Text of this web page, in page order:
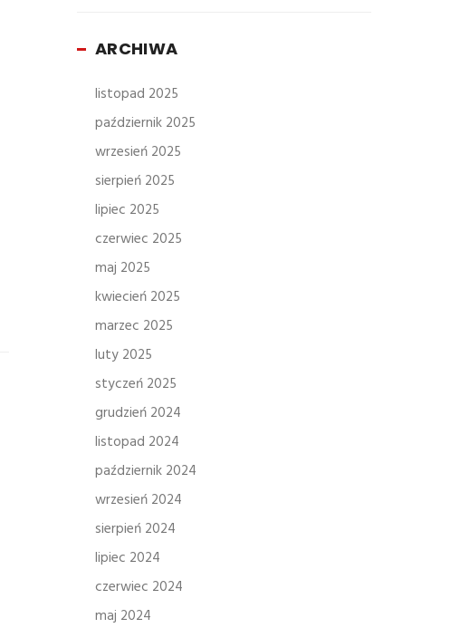
ARCHIWA
listopad 2025
październik 2025
wrzesień 2025
sierpień 2025
lipiec 2025
czerwiec 2025
maj 2025
kwiecień 2025
marzec 2025
luty 2025
styczeń 2025
grudzień 2024
listopad 2024
październik 2024
wrzesień 2024
sierpień 2024
lipiec 2024
czerwiec 2024
maj 2024